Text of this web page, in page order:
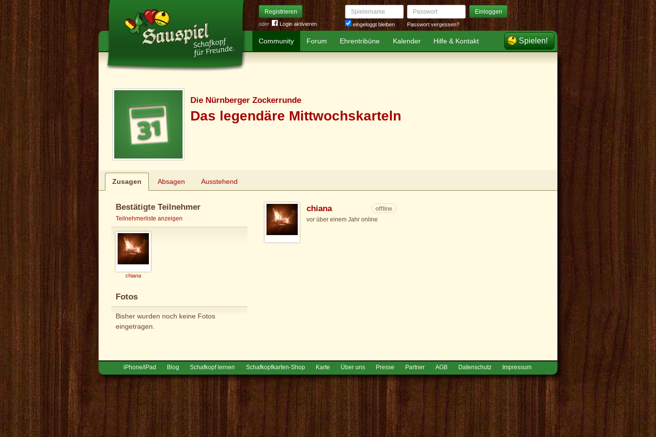
Registrieren
oder Login aktivieren
Spielername
eingeloggt bleiben
Passwort Einloggen
Passwort vergessen?
Community Forum Ehrentribüne Kalender Hilfe & Kontakt Spielen!
Die Nürnberger Zockerrunde
Das legendäre Mittwochskarteln
Zusagen Absagen Ausstehend
Bestätigte Teilnehmer
Teilnehmerliste anzeigen
chiana
Fotos
Bisher wurden noch keine Fotos
eingetragen.
chiana
offline
vor über einem Jahr online
iPhone/iPad Blog Schafkopf lernen Schafkopfkarten-Shop Karte Über uns Presse Partner AGB Datenschutz Impressum